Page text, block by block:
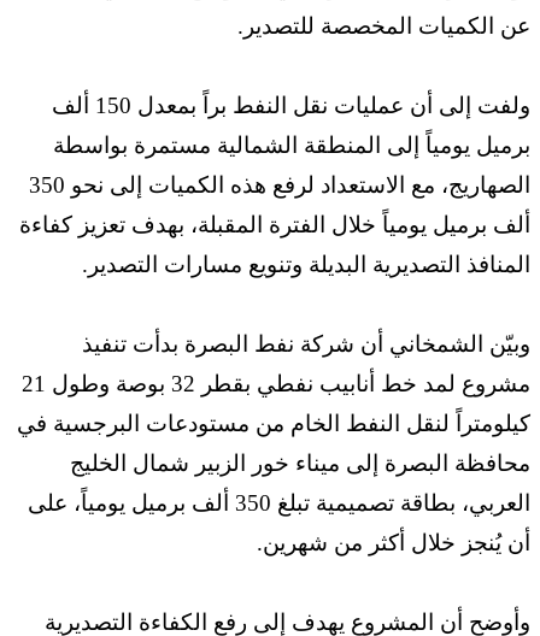
‏عن الكميات المخصصة للتصدير‎.‎
ولفت إلى أن عمليات نقل النفط براً بمعدل 150 ألف
برميل يومياً إلى ‏المنطقة الشمالية مستمرة بواسطة
الصهاريج، مع الاستعداد لرفع هذه الكميات ‏إلى نحو 350
ألف برميل يومياً خلال الفترة المقبلة، بهدف تعزيز كفاءة
‏المنافذ التصديرية البديلة وتنويع مسارات التصدير‎.‎
وبيّن الشمخاني أن شركة نفط البصرة بدأت تنفيذ
مشروع لمد خط أنابيب ‏نفطي بقطر 32 بوصة وطول 21
كيلومتراً لنقل النفط الخام من مستودعات ‏البرجسية في
محافظة البصرة إلى ميناء خور الزبير شمال الخليج
العربي، ‏بطاقة تصميمية تبلغ 350 ألف برميل يومياً، على
أن يُنجز خلال أكثر من ‏شهرين‎.‎
وأوضح أن المشروع يهدف إلى رفع الكفاءة التصديرية